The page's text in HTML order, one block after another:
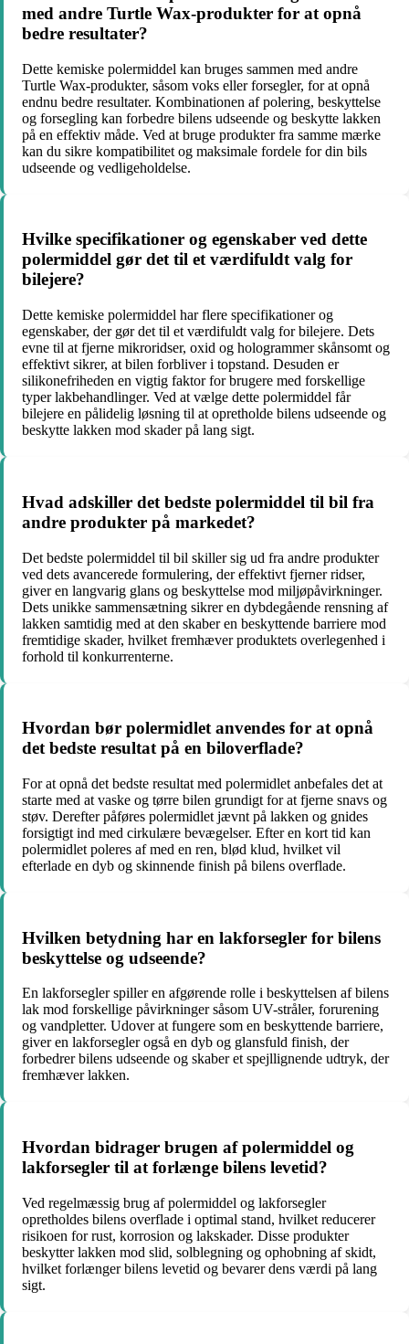
med andre Turtle Wax-produkter for at opnå
bedre resultater?
Dette kemiske polermiddel kan bruges sammen med andre
Turtle Wax-produkter, såsom voks eller forsegler, for at opnå
endnu bedre resultater. Kombinationen af polering, beskyttelse
og forsegling kan forbedre bilens udseende og beskytte lakken
på en effektiv måde. Ved at bruge produkter fra samme mærke
kan du sikre kompatibilitet og maksimale fordele for din bils
udseende og vedligeholdelse.
Hvilke specifikationer og egenskaber ved dette
polermiddel gør det til et værdifuldt valg for
bilejere?
Dette kemiske polermiddel har flere specifikationer og
egenskaber, der gør det til et værdifuldt valg for bilejere. Dets
evne til at fjerne mikroridser, oxid og hologrammer skånsomt og
effektivt sikrer, at bilen forbliver i topstand. Desuden er
silikonefriheden en vigtig faktor for brugere med forskellige
typer lakbehandlinger. Ved at vælge dette polermiddel får
bilejere en pålidelig løsning til at opretholde bilens udseende og
beskytte lakken mod skader på lang sigt.
Hvad adskiller det bedste polermiddel til bil fra
andre produkter på markedet?
Det bedste polermiddel til bil skiller sig ud fra andre produkter
ved dets avancerede formulering, der effektivt fjerner ridser,
giver en langvarig glans og beskyttelse mod miljøpåvirkninger.
Dets unikke sammensætning sikrer en dybdegående rensning af
lakken samtidig med at den skaber en beskyttende barriere mod
fremtidige skader, hvilket fremhæver produktets overlegenhed i
forhold til konkurrenterne.
Hvordan bør polermidlet anvendes for at opnå
det bedste resultat på en biloverflade?
For at opnå det bedste resultat med polermidlet anbefales det at
starte med at vaske og tørre bilen grundigt for at fjerne snavs og
støv. Derefter påføres polermidlet jævnt på lakken og gnides
forsigtigt ind med cirkulære bevægelser. Efter en kort tid kan
polermidlet poleres af med en ren, blød klud, hvilket vil
efterlade en dyb og skinnende finish på bilens overflade.
Hvilken betydning har en lakforsegler for bilens
beskyttelse og udseende?
En lakforsegler spiller en afgørende rolle i beskyttelsen af bilens
lak mod forskellige påvirkninger såsom UV-stråler, forurening
og vandpletter. Udover at fungere som en beskyttende barriere,
giver en lakforsegler også en dyb og glansfuld finish, der
forbedrer bilens udseende og skaber et spejllignende udtryk, der
fremhæver lakken.
Hvordan bidrager brugen af polermiddel og
lakforsegler til at forlænge bilens levetid?
Ved regelmæssig brug af polermiddel og lakforsegler
opretholdes bilens overflade i optimal stand, hvilket reducerer
risikoen for rust, korrosion og lakskader. Disse produkter
beskytter lakken mod slid, solblegning og ophobning af skidt,
hvilket forlænger bilens levetid og bevarer dens værdi på lang
sigt.